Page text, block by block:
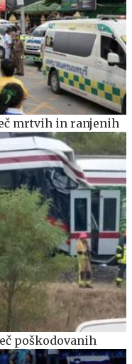
mrtvih in ranjenih
poškodovanih